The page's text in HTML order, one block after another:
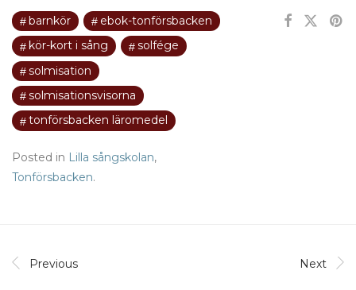
barnkör
ebok-tonförsbacken
kör-kort i sång
solfége
solmisation
solmisationsvisorna
tonförsbacken läromedel
Posted in Lilla sångskolan,
Tonförsbacken.
Previous Next